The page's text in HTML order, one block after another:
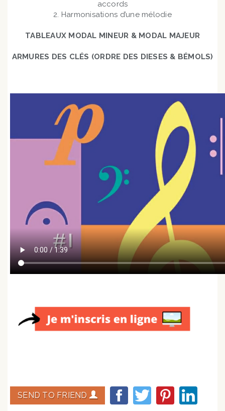
accords
2. Harmonisations d’une mélodie
TABLEAUX MODAL MINEUR & MODAL MAJEUR
ARMURES DES CLÉS (ORDRE DES DIESES & BÉMOLS)
SEND TO FRIEND